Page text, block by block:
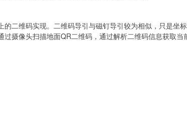
二维码实现。二维码导引与磁钉导引较为相似，只是坐标
摄像头扫描地面QR二维码，通过解析二维码信息获取